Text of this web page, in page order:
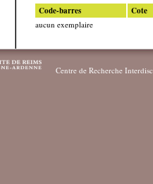
Code-barres Cote
aucun exemplaire
Centre de Recherche